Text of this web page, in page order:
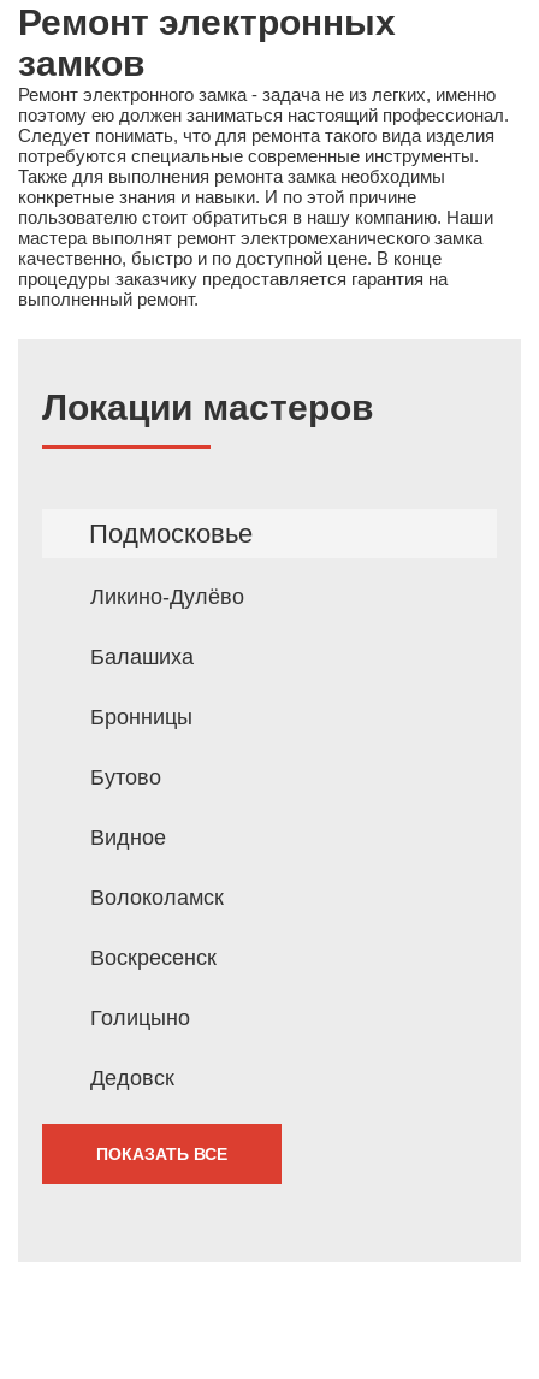
Ремонт электронных
замков
Ремонт электронного замка - задача не из легких, именно
поэтому ею должен заниматься настоящий профессионал.
Следует понимать, что для ремонта такого вида изделия
потребуются специальные современные инструменты.
Также для выполнения ремонта замка необходимы
конкретные знания и навыки. И по этой причине
пользователю стоит обратиться в нашу компанию. Наши
мастера выполнят ремонт электромеханического замка
качественно, быстро и по доступной цене. В конце
процедуры заказчику предоставляется гарантия на
выполненный ремонт.
Локации мастеров
Подмосковье
Ликино-Дулёво
Балашиха
Бронницы
Бутово
Видное
Волоколамск
Воскресенск
Голицыно
Дедовск
ПОКАЗАТЬ ВСЕ